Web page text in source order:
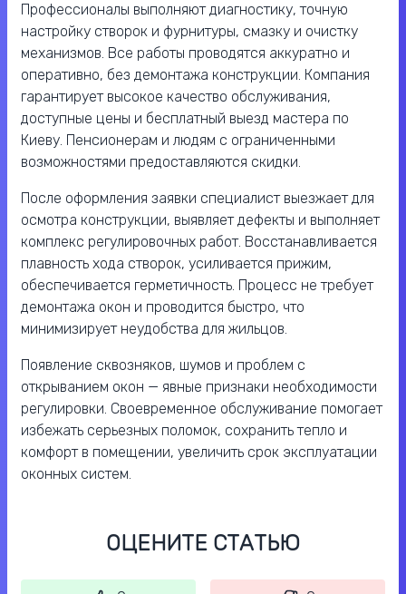
Профессионалы выполняют диагностику, точную
настройку створок и фурнитуры, смазку и очистку
механизмов. Все работы проводятся аккуратно и
оперативно, без демонтажа конструкции. Компания
гарантирует высокое качество обслуживания,
доступные цены и бесплатный выезд мастера по
Киеву. Пенсионерам и людям с ограниченными
возможностями предоставляются скидки.
После оформления заявки специалист выезжает для
осмотра конструкции, выявляет дефекты и выполняет
комплекс регулировочных работ. Восстанавливается
плавность хода створок, усиливается прижим,
обеспечивается герметичность. Процесс не требует
демонтажа окон и проводится быстро, что
минимизирует неудобства для жильцов.
Появление сквозняков, шумов и проблем с
открыванием окон — явные признаки необходимости
регулировки. Своевременное обслуживание помогает
избежать серьезных поломок, сохранить тепло и
комфорт в помещении, увеличить срок эксплуатации
оконных систем.
ОЦЕНИТЕ СТАТЬЮ